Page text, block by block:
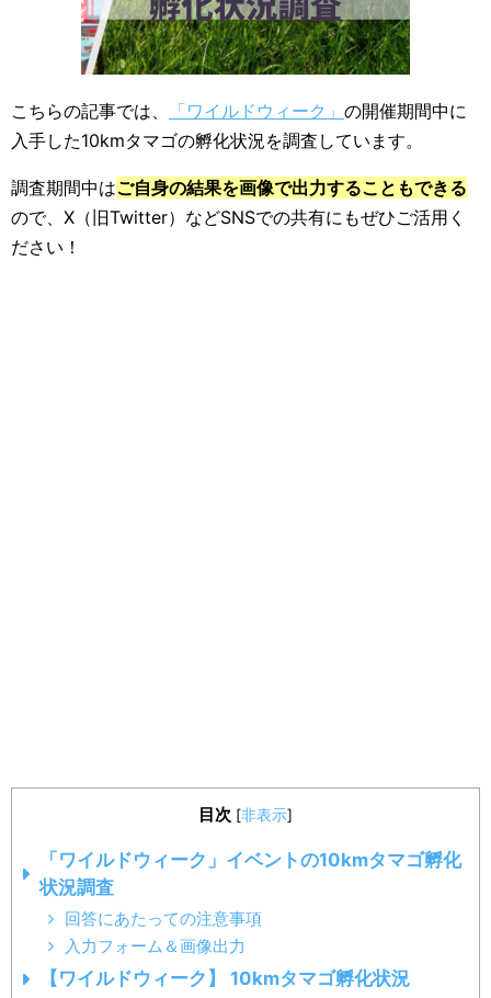
こちらの記事では、 「ワイルドウィーク」 の開催期間中に
入手した10kmタマゴの孵化状況を調査しています。
調査期間中はご自身の結果を画像で出力することもできる
ので、X（旧Twitter）などSNSでの共有にもぜひご活用く
ださい！
目次 [非表示]
「ワイルドウィーク」イベントの10kmタマゴ孵化
状況調査
回答にあたっての注意事項
入力フォーム＆画像出力
【ワイルドウィーク】 10kmタマゴ孵化状況